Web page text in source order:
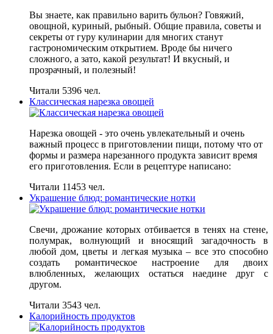
Вы знаете, как правильно варить бульон? Говяжий,
овощной, куриный, рыбный. Общие правила, советы и
секреты от гуру кулинарии для многих станут
гастрономическим открытием. Вроде бы ничего
сложного, а зато, какой результат! И вкусный, и
прозрачный, и полезный!
Читали 5396 чел.
Классическая нарезка овощей
Нарезка овощей - это очень увлекательный и очень
важный процесс в приготовлении пищи, потому что от
формы и размера нарезанного продукта зависит время
его приготовления. Если в рецептуре написано:
Читали 11453 чел.
Украшение блюд: романтические нотки
Свечи, дрожание которых отбивается в тенях на стене,
полумрак, волнующий и вносящий загадочность в
любой дом, цветы и легкая музыка – все это способно
создать романтическое настроение для двоих
влюбленных, желающих остаться наедине друг с
другом.
Читали 3543 чел.
Калорийность продуктов